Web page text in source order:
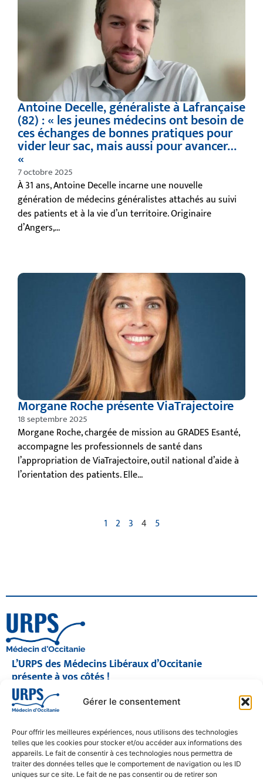
Gérer le consentement
Pour offrir les meilleures expériences, nous utilisons des technologies
telles que les cookies pour stocker et/ou accéder aux informations des
appareils. Le fait de consentir à ces technologies nous permettra de
traiter des données telles que le comportement de navigation ou les ID
uniques sur ce site. Le fait de ne pas consentir ou de retirer son
Antoine Decelle, généraliste à Lafrançaise
(82) : « les jeunes médecins ont besoin de
ces échanges de bonnes pratiques pour
vider leur sac, mais aussi pour avancer…
«
7 octobre 2025
À 31 ans, Antoine Decelle incarne une nouvelle
génération de médecins généralistes attachés au suivi
des patients et à la vie d’un territoire. Originaire
d’Angers,...
Morgane Roche présente ViaTrajectoire
18 septembre 2025
Morgane Roche, chargée de mission au GRADES Esanté,
accompagne les professionnels de santé dans
l’appropriation de ViaTrajectoire, outil national d’aide à
l’orientation des patients. Elle...
1 2 3 4 5
L’URPS des Médecins Libéraux d’Occitanie
présente à vos côtés !
© 2026 URPS médecin d'Occitanie
Siège social : 1300 Avenue Albert Einstein, 34000 Montpellier
05 61 15 80 90
Accueil : Lundi au Vendredi | 08h30 – 17h30
CONTACT